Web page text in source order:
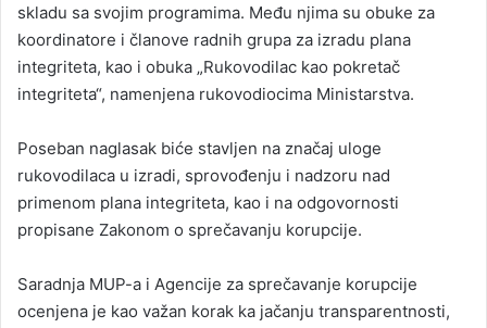
skladu sa svojim programima. Među njima su obuke za
koordinatore i članove radnih grupa za izradu plana
integriteta, kao i obuka „Rukovodilac kao pokretač
integriteta“, namenjena rukovodiocima Ministarstva.
Poseban naglasak biće stavljen na značaj uloge
rukovodilaca u izradi, sprovođenju i nadzoru nad
primenom plana integriteta, kao i na odgovornosti
propisane Zakonom o sprečavanju korupcije.
Saradnja MUP-a i Agencije za sprečavanje korupcije
ocenjena je kao važan korak ka jačanju transparentnosti,